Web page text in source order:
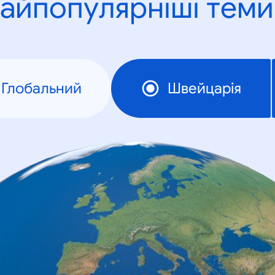
Глобальний Швейцарія